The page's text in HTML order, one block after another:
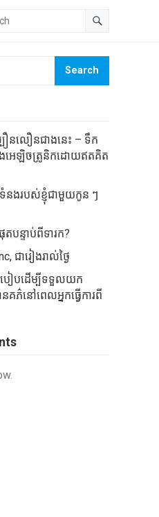
Search
ឿនលឿនជាងនេះ – ទឹក
អេឡិចត្រូនិកដោយឥតគិត
នងរបស់ខ្ញុំជាមួយកូន ៗ
បន្ទាប់ពីទារក?
ជារៀងរាល់ថ្ងៃ
បៀបដើម្បីទទួលយក
គភ៌នៅពេលអ្នកធ្វើការពី